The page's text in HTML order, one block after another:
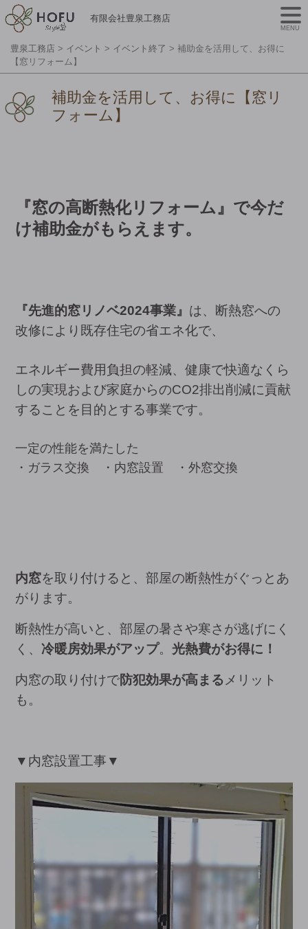
有限会社豊泉工務店
豊泉工務店 > イベント > イベント終了 > 補助金を活用して、お得に
【窓リフォーム】
補助金を活用して、お得に【窓リ
フォーム】
『窓の高断熱化リフォーム』で今だ
け補助金がもらえます。
『先進的窓リノベ2024事業』 は、断熱窓への
改修により既存住宅の省エネ化で、
エネルギー費用負担の軽減、健康で快適なくら
しの実現および家庭からのCO2排出削減に貢献
することを目的とする事業です。
一定の性能を満たした
・ガラス交換 ・内窓設置 ・外窓交換
内窓を取り付けると、部屋の断熱性がぐっとあ
がります。
断熱性が高いと、部屋の暑さや寒さが逃げにく
く、冷暖房効果がアップ。光熱費がお得に！
内窓の取り付けで防犯効果が高まる メリット
も。
▼内窓設置工事▼
MENU